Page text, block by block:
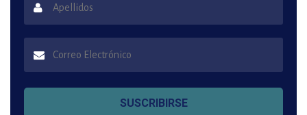
SUSCRIBIRSE